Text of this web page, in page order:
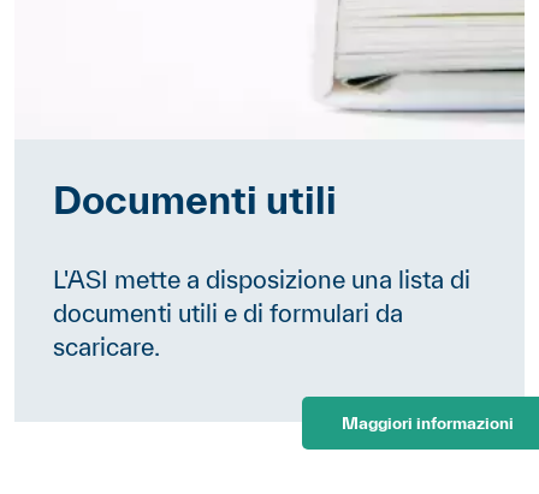
Documenti utili
L'ASI mette a disposizione una lista di
documenti utili e di formulari da
scaricare.
Maggiori informazioni